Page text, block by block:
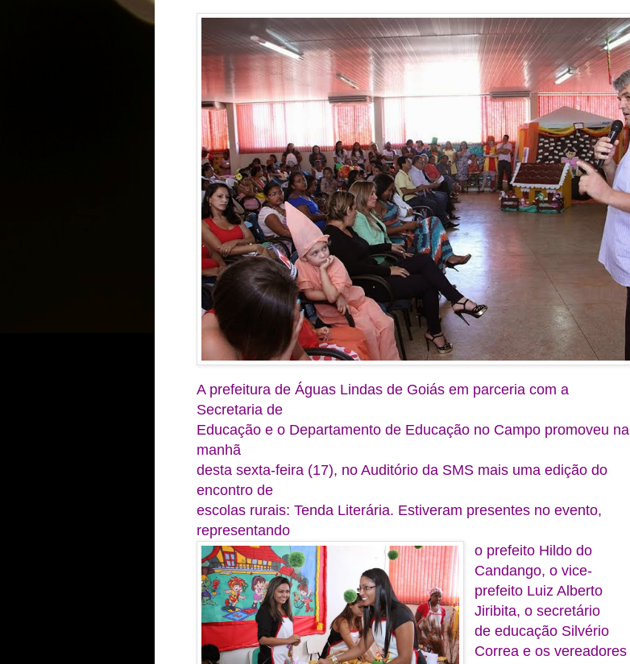
A prefeitura de Águas Lindas de Goiás em parceria com a
Secretaria de
Educação e o Departamento de Educação no Campo promoveu na
manhã
desta sexta-feira (17), no Auditório da SMS mais uma edição do
encontro de
escolas rurais: Tenda Literária. Estiveram presentes no evento,
representando
o prefeito Hildo do
Candango, o vice-
prefeito Luiz Alberto
Jiribita, o secretário
de educação Silvério
Correa e os vereadores